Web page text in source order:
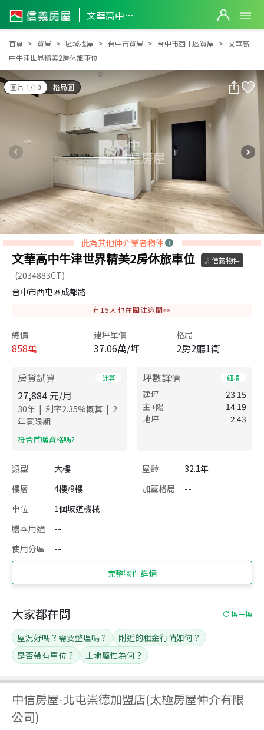
文華高中牛津世界精美2房休旅車位
文華高中牛津世界精美2房休旅車位
首頁 買屋 區域找屋 台中市買屋 台中市西屯區買屋
文華高
中牛津世界精美2房休旅車位
圖片 1/10 格局圖
此為其他仲介業者物件
文華高中牛津世界精美2房休旅車位 非信義物件
(2034883CT)
台中市西屯區成都路
有15 人也在關注這間👀
總價
858萬
建坪單價
37.06萬/坪
格局
2房2廳1衛
房貸試算 計算
27,884 元/月
30年 | 利率2.35%概算 | 2
年寬限期
​符合首購資格嗎?
坪數詳情 細項
建坪
23.15
主+陽
14.19
地坪
2.43
類型 大樓 屋齡
32.1年
樓層
4樓/9樓 加蓋格局
--
車位
1個坡道機械
謄本用途
--
使用分區
--
完整物件詳情
中信房屋-北屯崇德加盟店(太極房屋仲介有限
公司)
大家都在問 換一換
屋況好嗎？需要整理嗎？
附近的租金行情如何？
是否帶有車位？
土地屬性為何？